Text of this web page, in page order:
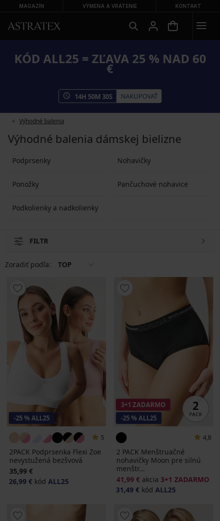
MAGAZÍN VÝMENA A VRÁTENIE KONTAKT
KÓD ALL25 = ZĽAVA 25 % NAD 60
€
14H 50M 29S NAKUPOVAŤ
Výhodné balenia
Výhodné balenia dámskej bielizne
Podprsenky Nohavičky
Ponožky Pančuchové nohavice
Podkolienky a nadkolienky
FILTR
Zoradiť podľa: TOP
-25 % ALL25
5
2PACK Podprsenka Flexi Zoe
nevystužená bezšvová
35,99 €
26,99 € kód ALL25
3+1 ZADARMO
-25 % ALL25
4,8
2 PACK Menštruačné
nohavičky Moon pre silnú
menštr...
41,99 € akcia 3+1 ZADARMO
31,49 € kód ALL25